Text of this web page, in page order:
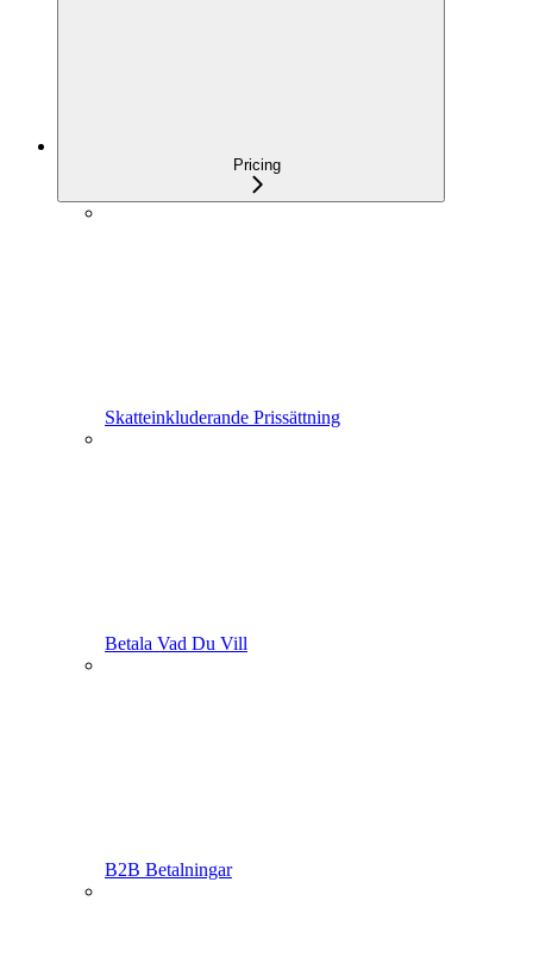
Pricing
Skatteinkluderande Prissättning
Betala Vad Du Vill
B2B Betalningar